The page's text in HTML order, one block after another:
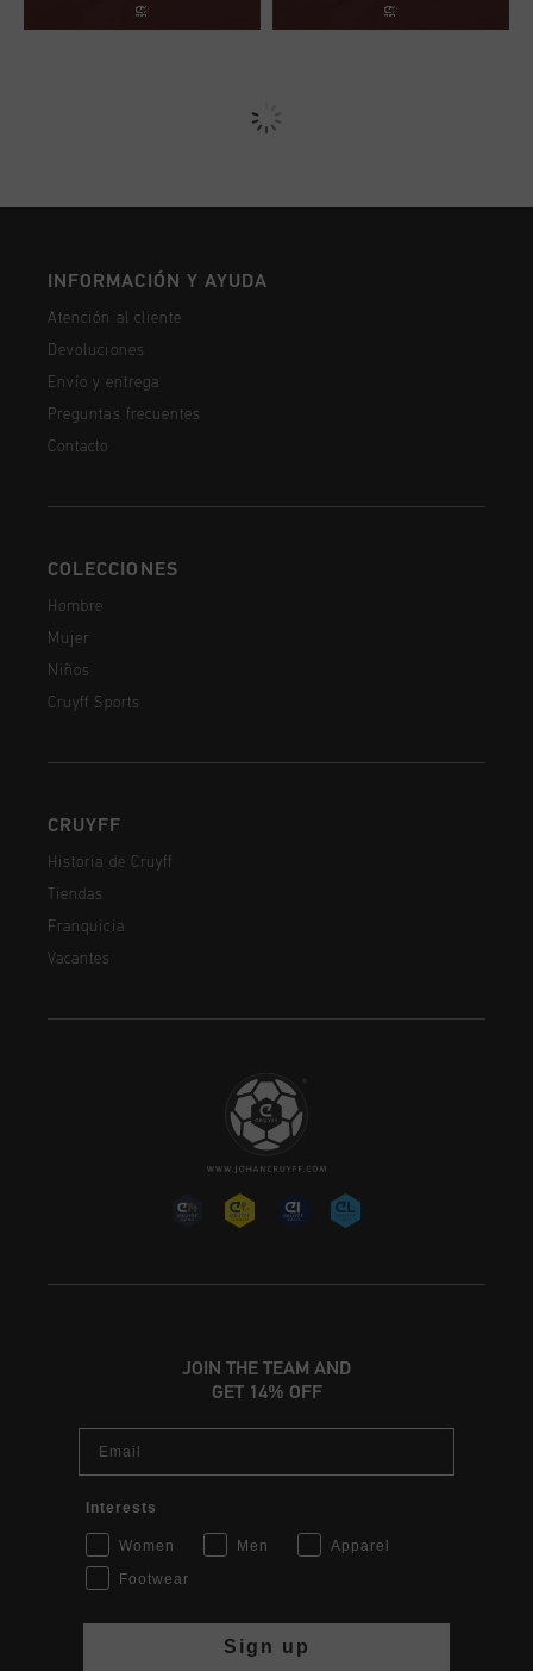
INFORMACIÓN Y AYUDA
Atención al cliente
Devoluciones
Envío y entrega
Preguntas frecuentes
Contacto
COLECCIONES
Hombre
Mujer
Niños
Cruyff Sports
CRUYFF
Historia de Cruyff
Tiendas
Franquicia
Vacantes
JOIN THE TEAM AND
GET 14% OFF
Interests
Women Men
Apparel
Footwear
Sign up